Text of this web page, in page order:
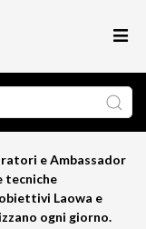
e Ambassador
tecniche
Laowa e
ogni giorno.